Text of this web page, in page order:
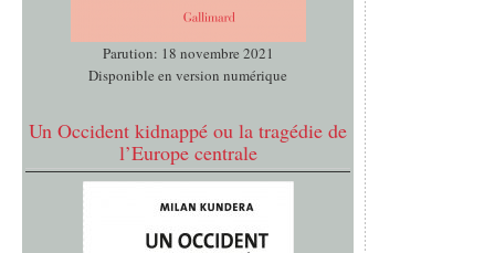
Parution: 18 novembre 2021
Disponible en version numérique
Un Occident kidnappé ou la tragédie de
l’Europe centrale